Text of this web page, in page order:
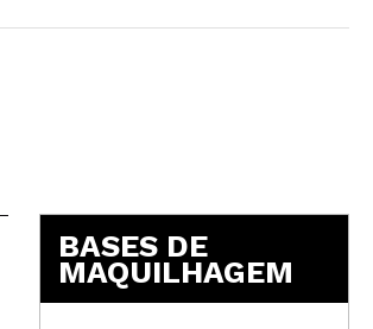
BASES DE
MAQUILHAGEM